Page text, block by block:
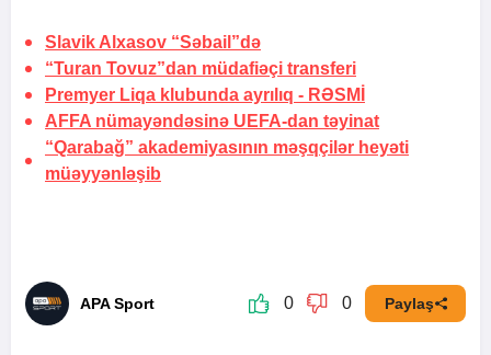
Slavik Alxasov “Səbail”də
“Turan Tovuz”dan müdafiəçi transferi
Premyer Liqa klubunda ayrılıq - RƏSMİ
AFFA nümayəndəsinə UEFA-dan təyinat
“Qarabağ” akademiyasının məşqçilər heyəti
müəyyənləşib
APA Sport 0 0 Paylaş